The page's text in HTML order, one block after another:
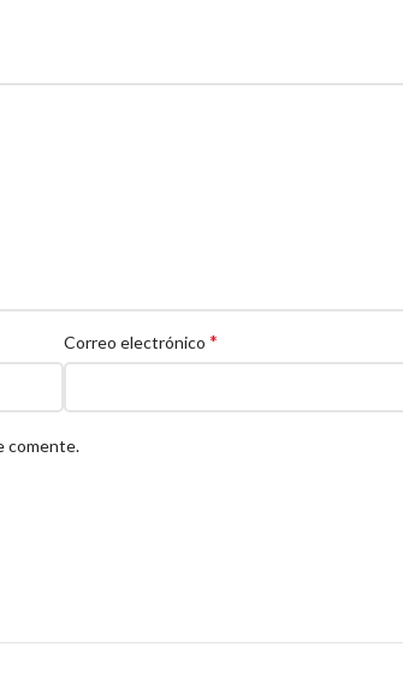
Correo electrónico *
comente.